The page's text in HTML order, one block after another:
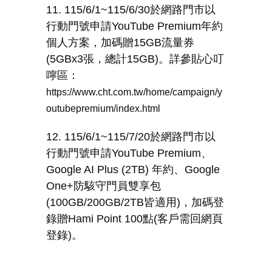
11. 115/6/1~115/6/30於網路門市以
行動門號申請YouTube Premium年約
個人方案，加碼贈15GB流量券
(5GBx3張，總計15GB)。詳參貼心叮
嚀區：
https://www.cht.com.tw/home/campaign/y
outubepremium/index.html
12. 115/6/1~115/7/20於網路門市以
行動門號申請YouTube Premium、
Google AI Plus (2TB) 年約、 Google
One+ 防駭守門員雙享包
(100GB/200GB/2TB皆適用) ，加碼登
錄贈Hami Point 100點(客戶需回網頁
登錄)。